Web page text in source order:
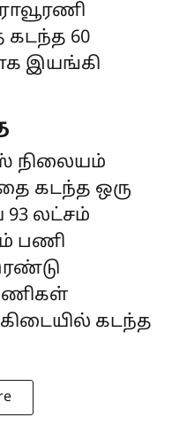
கடந்த 60
இயங்கி
நிலையம்
கடந்த ஒரு
லட்சம்
பணி
கடந்த